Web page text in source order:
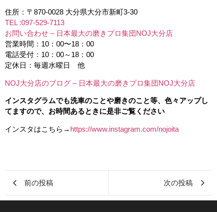
住所：〒870-0028 大分県大分市新町3-30
TEL :097-529-7113
お問い合わせ – 日本最大の磨きプロ集団NOJ大分店
営業時間：10：00〜18：00
電話受付：10：00～18：00
定休日：毎週水曜日 他
NOJ大分店のブログ – 日本最大の磨きプロ集団NOJ大分店
インスタグラムでも洗車のことや磨きのこと等、色々アップし
てますので、お時間あるときに是非ご覧ください
インスタはこちら→ https://www.instagram.com/nojoita
前の投稿 次の投稿